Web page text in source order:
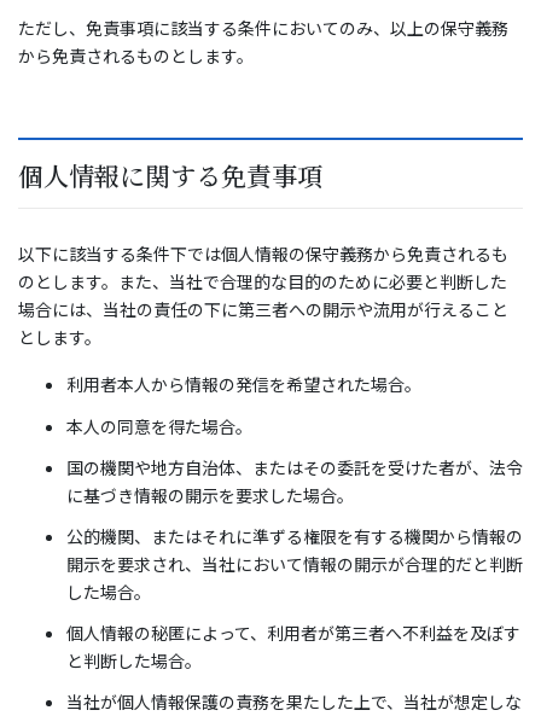
ただし、免責事項に該当する条件においてのみ、以上の保守義務
から免責されるものとします。
個人情報に関する免責事項
以下に該当する条件下では個人情報の保守義務から免責されるも
のとします。また、当社で合理的な目的のために必要と判断した
場合には、当社の責任の下に第三者への開示や流用が行えること
とします。
利用者本人から情報の発信を希望された場合。
本人の同意を得た場合。
国の機関や地方自治体、またはその委託を受けた者が、法令
に基づき情報の開示を要求した場合。
公的機関、またはそれに準ずる権限を有する機関から情報の
開示を要求され、当社において情報の開示が合理的だと判断
した場合。
個人情報の秘匿によって、利用者が第三者へ不利益を及ぼす
と判断した場合。
当社が個人情報保護の責務を果たした上で、当社が想定しな